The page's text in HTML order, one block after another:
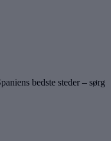
bedste steder – sørg